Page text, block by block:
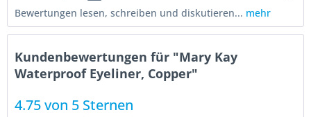
Bewertungen lesen, schreiben und diskutieren... mehr
Kundenbewertungen für "Mary Kay
Waterproof Eyeliner, Copper"
4.75 von 5 Sternen